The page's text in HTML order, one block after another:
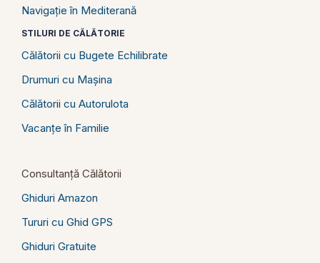
Navigație în Mediterană
STILURI DE CĂLĂTORIE
Călătorii cu Bugete Echilibrate
Drumuri cu Mașina
Călătorii cu Autorulota
Vacanțe în Familie
Consultanță Călătorii
Ghiduri Amazon
Tururi cu Ghid GPS
Ghiduri Gratuite